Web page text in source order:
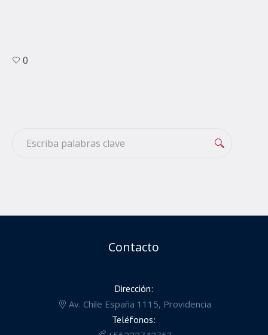
0
Contacto
Dirección:
Av. Chile España 1115, Providencia
Teléfonos: